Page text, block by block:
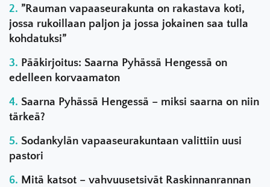
”Rauman vapaaseurakunta on rakastava koti,
jossa rukoillaan paljon ja jossa jokainen saa tulla
kohdatuksi”
Pääkirjoitus: Saarna Pyhässä Hengessä on
edelleen korvaamaton
Saarna Pyhässä Hengessä – miksi saarna on niin
tärkeä?
Sodankylän vapaaseurakuntaan valittiin uusi
pastori
Mitä katsot – vahvuusetsivät Raskinnanrannan